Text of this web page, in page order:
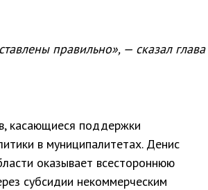
правильно», — сказал глава
касающиеся поддержки
в муниципалитетах. Денис
оказывает всестороннюю
субсидии некоммерческим